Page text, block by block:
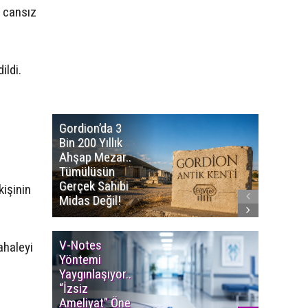
Gordion’da 3
Bin 200 Yıllık
Ahşap Mezar..
Tümülüsün
Gerçek Sahibi
Midas Değil!
V-Notes
Yöntemi
Yaygınlaşıyor..
“İzsiz
Ameliyat” Öne